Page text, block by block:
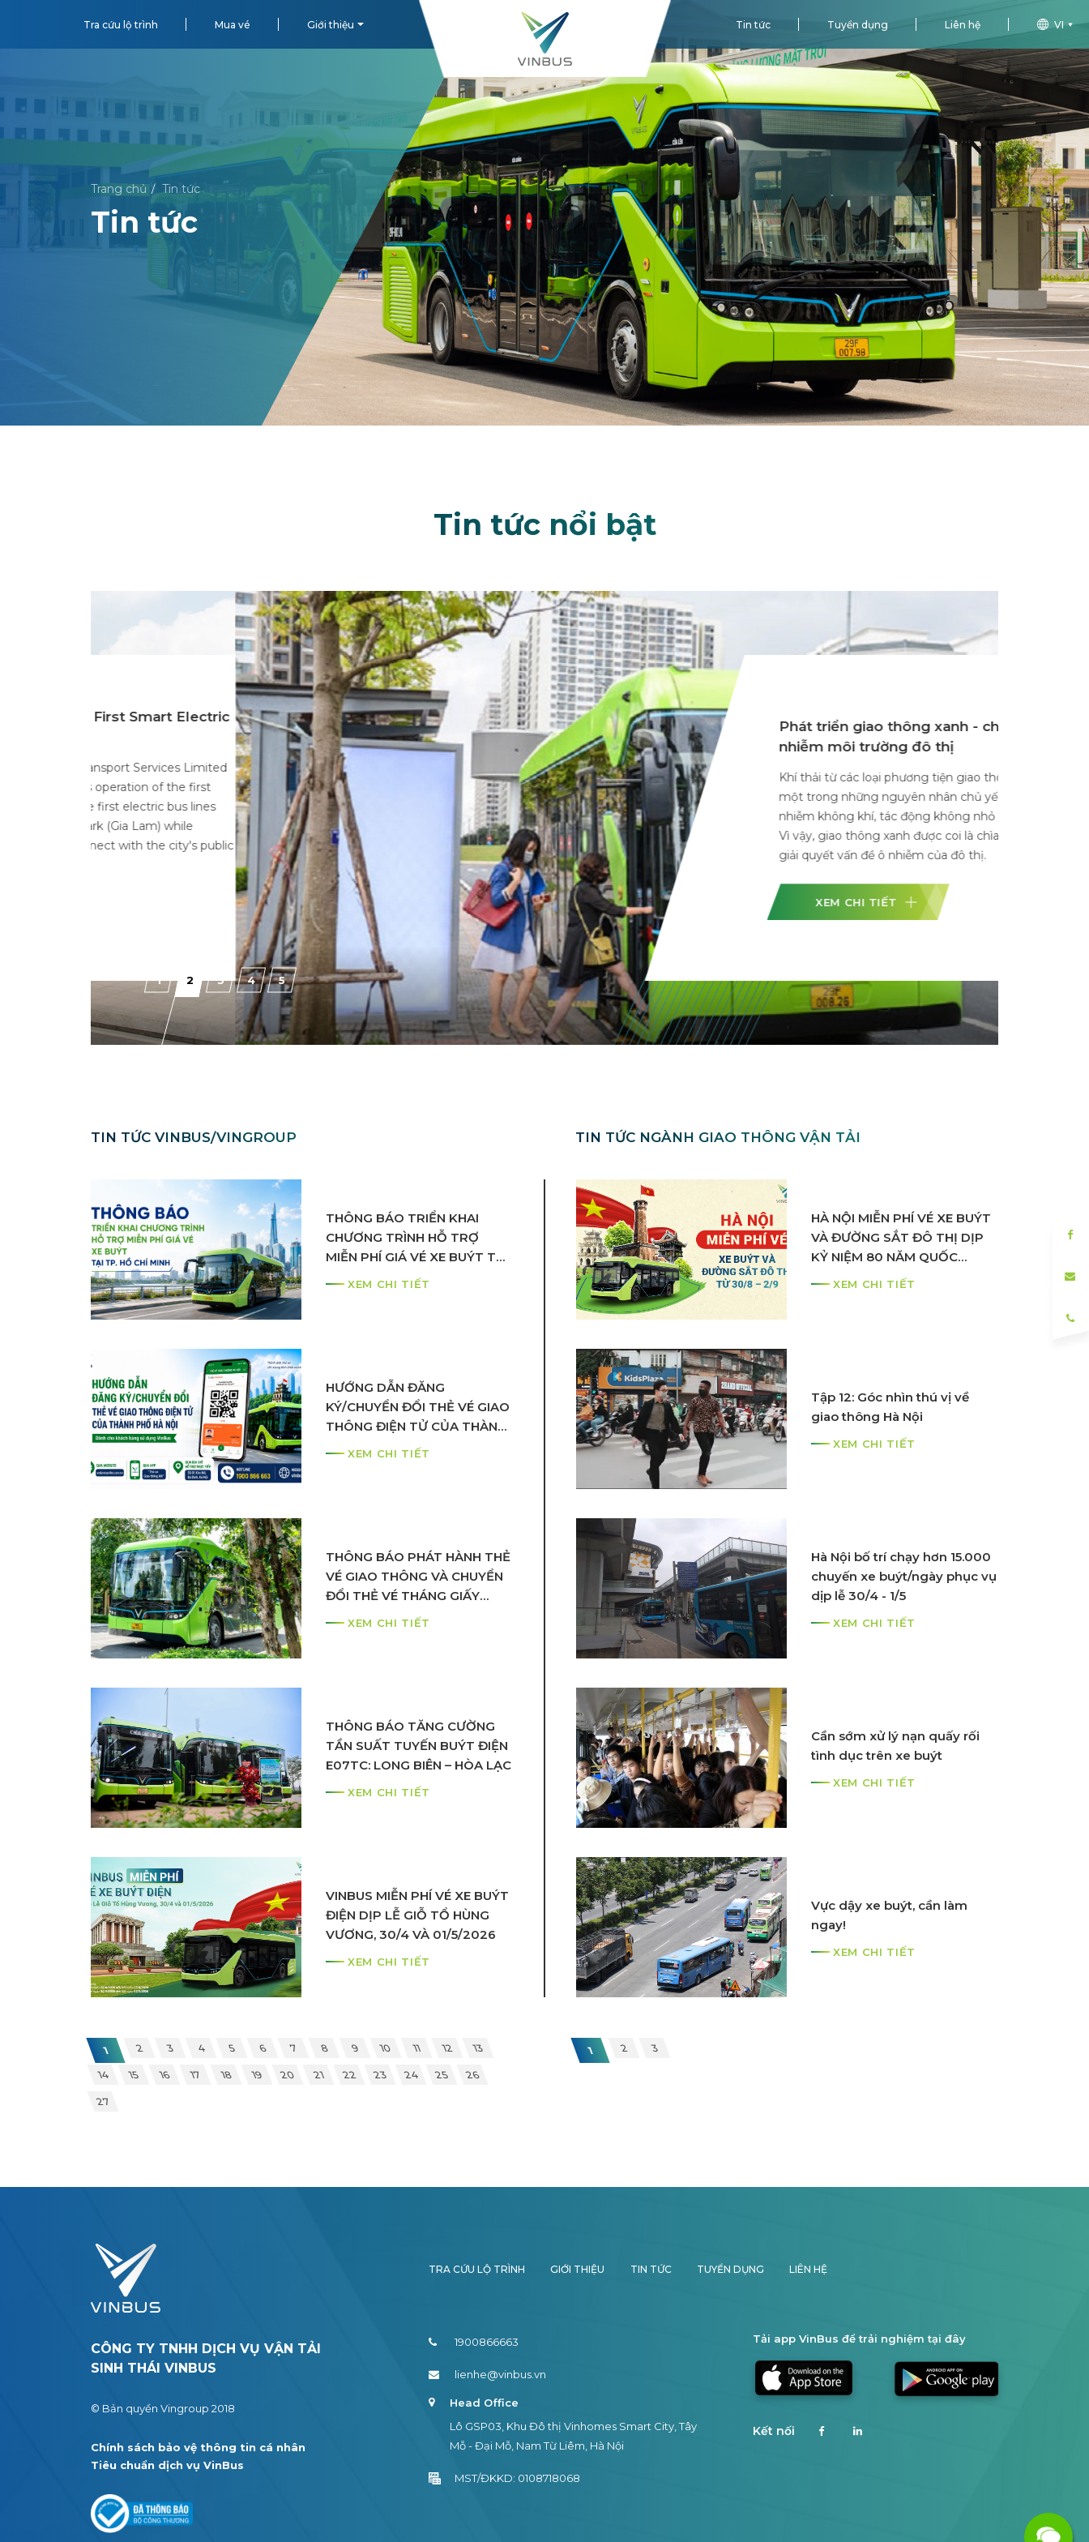
Tra cứu lộ trình Mua vé Giới thiệu Tin tức Tuyển dụng Liên hệ VI
Trang chủ / Tin tức
Tin tức
Tin tức nổi bật
Phát triển giao thông xanh - chìa khóa giải quyết ô
nhiễm môi trường đô thị
Khí thải từ các loại phương tiện giao thông được nhận định là
một trong những nguyên nhân chủ yếu gây nên tình trạng ô
nhiễm không khí, tác động không nhỏ đến sức khỏe con người.
Vì vậy, giao thông xanh được coi là chìa khóa, là giải pháp tối ưu
giải quyết vấn đề ô nhiễm của đô thị.
1 2 3 4 5
TIN TỨC VINBUS/VINGROUP
THÔNG BÁO TRIỂN KHAI
CHƯƠNG TRÌNH HỖ TRỢ
MIỄN PHÍ GIÁ VÉ XE BUÝT TẠI
THÀNH PHỐ HỒ CHÍ MINH
XEM CHI TIẾT
HƯỚNG DẪN ĐĂNG
KÝ/CHUYỂN ĐỔI THẺ VÉ GIAO
THÔNG ĐIỆN TỬ CỦA THÀNH
PHỐ HÀ NỘI CHO KHÁCH
XEM CHI TIẾT
THÔNG BÁO PHÁT HÀNH THẺ
VÉ GIAO THÔNG VÀ CHUYỂN
ĐỔI THẺ VÉ THÁNG GIẤY
SANG THẺ ĐIỆN TỬ
XEM CHI TIẾT
THÔNG BÁO TĂNG CƯỜNG
TẦN SUẤT TUYẾN BUÝT ĐIỆN
E07TC: LONG BIÊN – HÒA LẠC
XEM CHI TIẾT
VINBUS MIỄN PHÍ VÉ XE BUÝT
ĐIỆN DỊP LỄ GIỖ TỔ HÙNG
VƯƠNG, 30/4 VÀ 01/5/2026
XEM CHI TIẾT
THÔNG BÁO TĂNG TẦN SUẤT
HOẠT ĐỘNG 02 TUYẾN BUÝT
ĐIỆN 16-2 VÀ 23 TẠI NHA
TRANGXEM CHI TIẾT
THÔNG BÁO ĐIỀU CHỈNH LỘ
TRÌNH, MỞ RỘNG KẾT NỐI
TỚI BỆNH VIỆN VINMEC
OCEAN PARK 2
Thông Báo Điều Chỉnh Lộ
Trình Và Biểu Đồ Chạy Xe Các
Tuyến Buýt Điện E08, E11
XEM CHI TIẾT
THÔNG BÁO ĐIỀU CHỈNH MỞ
RỘNG PHẠM VI PHỤC VỤ VÀ
TĂNG THỜI GIAN HOẠT
ĐỘNG TUYẾN BUÝT ĐIỆN E11
VinBus khai trương 2 tuyến
xe buýt điện E06TC và E07TC
- Lần đầu tiên kết nối Hà Nội
với khu công nghệ cao Hòa
Lạc
1 2 3 4 5 6 7 8 9 10 11 12 13
14 15 16 17 18 19 20 21 22 23 24 25 26
27
TIN TỨC NGÀNH GIAO THÔNG VẬN TẢI
HÀ NỘI MIỄN PHÍ VÉ XE BUÝT
VÀ ĐƯỜNG SẮT ĐÔ THỊ DỊP
KỶ NIỆM 80 NĂM QUỐC
XEM CHI TIẾT
Tập 12: Góc nhìn thú vị về
giao thông Hà Nội
XEM CHI TIẾT
Hà Nội bố trí chạy hơn 15.000
chuyến xe buýt/ngày phục vụ
dịp lễ 30/4 - 1/5
XEM CHI TIẾT
Cần sớm xử lý nạn quấy rối
tình dục trên xe buýt
XEM CHI TIẾT
Vực dậy xe buýt, cần làm
ngay!
XEM CHI TIẾT
1 2 3
CÔNG TY TNHH DỊCH VỤ VẬN TẢI
SINH THÁI VINBUS
© Bản quyền Vingroup 2018
Chính sách bảo vệ thông tin cá nhân
Tiêu chuẩn dịch vụ VinBus
TRA CỨU LỘ TRÌNH GIỚI THIỆU TIN TỨC TUYỂN DỤNG LIÊN HỆ
1900866663
lienhe@vinbus.vn
Head Office
Lô GSP03, Khu Đô thị Vinhomes Smart City, Tây
Mỗ - Đại Mỗ, Nam Từ Liêm, Hà Nội
MST/ĐKKD: 0108718068
Tải app VinBus để trải nghiệm tại đây
Kết nối